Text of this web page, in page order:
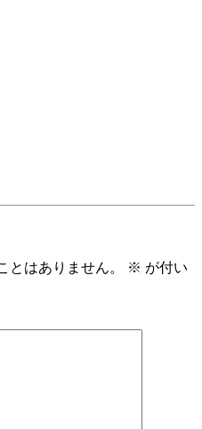
とはありません。 ※ が付い